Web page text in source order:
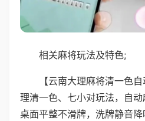
相关麻将玩法及特色;
【云南大理麻将清一色
理清一色、七小对玩法，自动
桌面平整不滑牌，洗牌静音